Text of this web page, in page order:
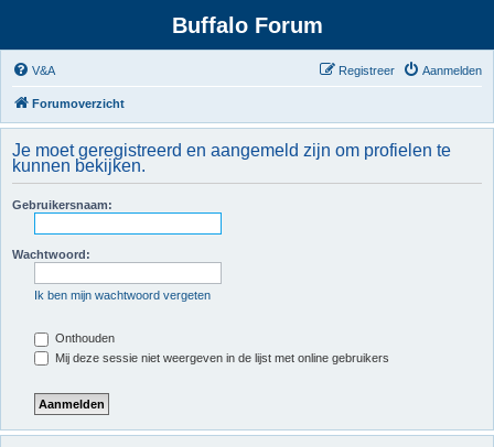
Buffalo Forum
V&A Aanmelden
Registreer
Forumoverzicht
Je moet geregistreerd en aangemeld zijn om profielen te
kunnen bekijken.
Gebruikersnaam:
Wachtwoord:
Ik ben mijn wachtwoord vergeten
Onthouden
Mij deze sessie niet weergeven in de lijst met online gebruikers